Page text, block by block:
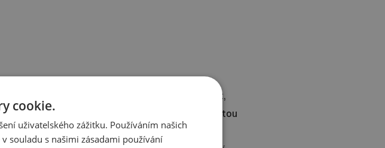
Pojmenovaný je podle úžiny Golden Gate Strait,
kterému v polovině 19. století připomínala Zlatou
cookie.
uživatelského zážitku. Používáním našich
souladu s našimi zásadami používání